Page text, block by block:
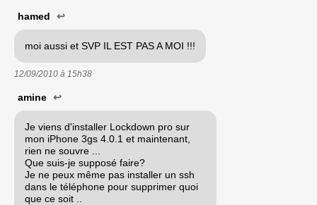
hamed ↩
moi aussi et SVP IL EST PAS A MOI !!!
12/09/2010 à 15h38
amine ↩
Je viens d'installer Lockdown pro sur
mon iPhone 3gs 4.0.1 et maintenant,
rien ne souvre ...
Que suis-je supposé faire?
Je ne peux même pas installer un ssh
dans le téléphone pour supprimer quoi
que ce soit ..